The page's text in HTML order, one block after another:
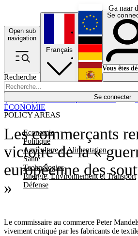
Ga naar
Open sub
navigation
Recherche
Se connecter
POLICY AREAS
Economie
Politique
Agriculture et Alimentation
Santé
Technologies
Energie, Environnement et Transport
Défense
Économie
Français
English
Deutsch
Español
Se
Vous êtes
Les commerçants
victoire de la «
européenne des
»
Le commissaire au commerce Peter
vivement critiqué par les fabricants de
ÉCONOMIE